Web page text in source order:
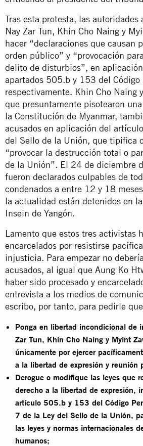
Tras esta protesta, las autoridades
Nay Zar Tun, Khin Cho Naing y
hacer “declaraciones que causan
orden público” y “provocación
delito de disturbios”, en
apartados 505.b y 153 del Código
respectivamente. Khin Cho Naing
que presuntamente pisotearon
la Constitución de Myanmar,
acusados en aplicación del
del Sello de la Unión, que tipifica
“provocar la destrucción total o
de la Unión”. El 24 de diciembre
fueron declarados culpables de
condenados a entre 12 y 18
la actualidad están detenidos en
Insein de Yangón.
Lamento que estos tres activistas
encarcelados por resistirse
injusticia. Para empezar no
acusados, al igual que Aung Ko
haber sido procesado y
entrevista a los medios de
escribo, por tanto, para pedirle
Ponga en libertad incondicional de
Zar Tun, Khin Cho Naing y Myint
únicamente por ejercer
a la libertad de expresión y reunión
Derogue o modifique las leyes que
derecho a la libertad de expresión,
artículo 505.b y 153 del Código
7 de la Ley del Sello de la Unión,
las leyes y normas internacionales
humanos;